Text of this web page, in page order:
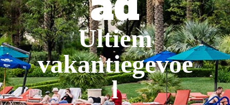
Ultiem
vakantiegevoe
l